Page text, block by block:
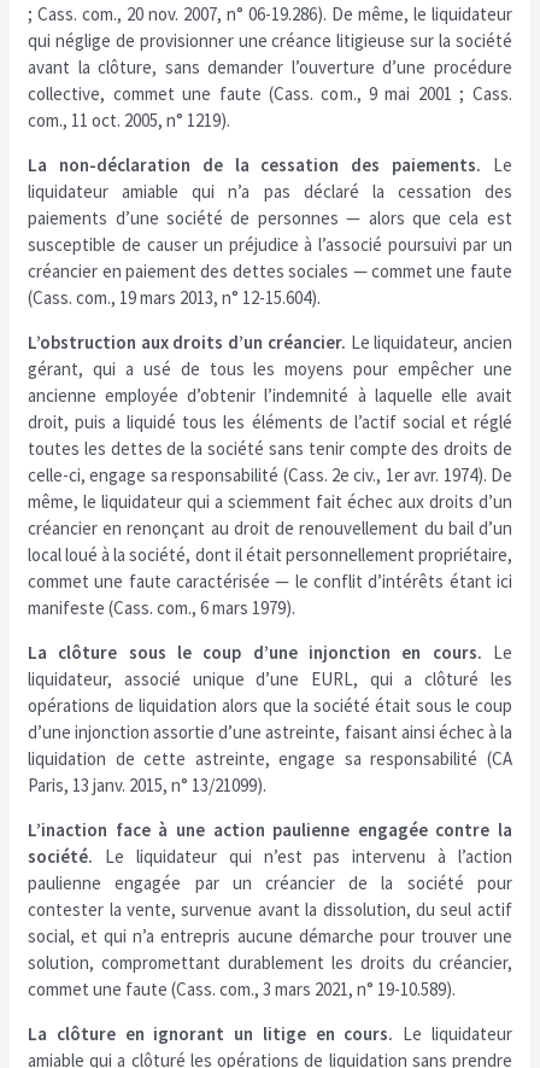
; Cass. com., 20 nov. 2007, n° 06-19.286). De même, le liquidateur
qui néglige de provisionner une créance litigieuse sur la société
avant la clôture, sans demander l’ouverture d’une procédure
collective, commet une faute (Cass. com., 9 mai 2001 ; Cass.
com., 11 oct. 2005, n° 1219).
La non-déclaration de la cessation des paiements. Le
liquidateur amiable qui n’a pas déclaré la cessation des
paiements d’une société de personnes — alors que cela est
susceptible de causer un préjudice à l’associé poursuivi par un
créancier en paiement des dettes sociales — commet une faute
(Cass. com., 19 mars 2013, n° 12-15.604).
L’obstruction aux droits d’un créancier. Le liquidateur, ancien
gérant, qui a usé de tous les moyens pour empêcher une
ancienne employée d’obtenir l’indemnité à laquelle elle avait
droit, puis a liquidé tous les éléments de l’actif social et réglé
toutes les dettes de la société sans tenir compte des droits de
celle-ci, engage sa responsabilité (Cass. 2e civ., 1er avr. 1974). De
même, le liquidateur qui a sciemment fait échec aux droits d’un
créancier en renonçant au droit de renouvellement du bail d’un
local loué à la société, dont il était personnellement propriétaire,
commet une faute caractérisée — le conflit d’intérêts étant ici
manifeste (Cass. com., 6 mars 1979).
La clôture sous le coup d’une injonction en cours. Le
liquidateur, associé unique d’une EURL, qui a clôturé les
opérations de liquidation alors que la société était sous le coup
d’une injonction assortie d’une astreinte, faisant ainsi échec à la
liquidation de cette astreinte, engage sa responsabilité (CA
Paris, 13 janv. 2015, n° 13/21099).
L’inaction face à une action paulienne engagée contre la
société. Le liquidateur qui n’est pas intervenu à l’action
paulienne engagée par un créancier de la société pour
contester la vente, survenue avant la dissolution, du seul actif
social, et qui n’a entrepris aucune démarche pour trouver une
solution, compromettant durablement les droits du créancier,
commet une faute (Cass. com., 3 mars 2021, n° 19-10.589).
La clôture en ignorant un litige en cours. Le liquidateur
amiable qui a clôturé les opérations de liquidation sans prendre